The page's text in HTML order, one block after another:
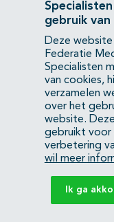
van de dosering te
bloeddruk < 70
systolische
zake kundige
therapieresistente
bloeddruk
adequaat
waaronder een
behandeldoel met
therapieontrouw.
(kwetsbare)
behandeling (met
gebruik van
Deze website
Federatie
Specialisten
van cookies,
verzamelen
over het
website.
gebruikt voor
verbetering
wil meer
Ik ga